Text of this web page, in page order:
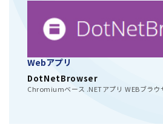
Webアプリ
DotNetBrowser
Chromiumベース .NETアプリ WEBブラウ